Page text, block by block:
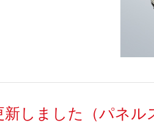
新しました（パネル